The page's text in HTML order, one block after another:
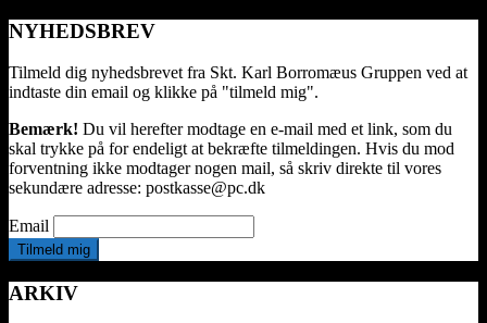
NYHEDSBREV
Tilmeld dig nyhedsbrevet fra Skt. Karl Borromæus Gruppen ved at
indtaste din email og klikke på "tilmeld mig".
Bemærk! Du vil herefter modtage en e-mail med et link, som du
skal trykke på for endeligt at bekræfte tilmeldingen. Hvis du mod
forventning ikke modtager nogen mail, så skriv direkte til vores
sekundære adresse: postkasse@pc.dk
Email
ARKIV